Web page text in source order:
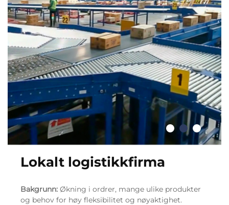
Lokalt logistikkfirma
Bakgrunn: Økning i ordrer, mange ulike produkter
og behov for høy fleksibilitet og nøyaktighet.